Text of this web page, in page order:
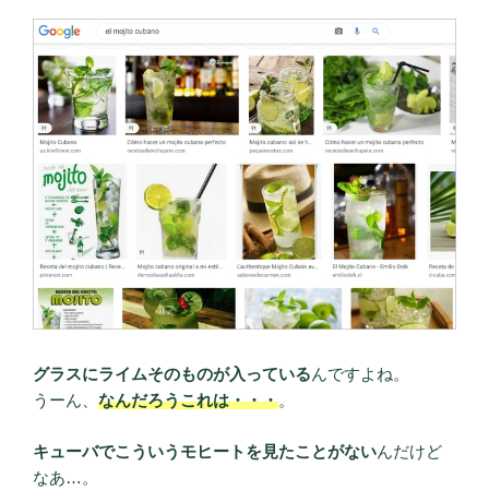
グラスにライムそのものが入っているんですよね。
うーん、 なんだろうこれは・・・。
キューバでこういうモヒートを見たことがないんだけど
なあ…。